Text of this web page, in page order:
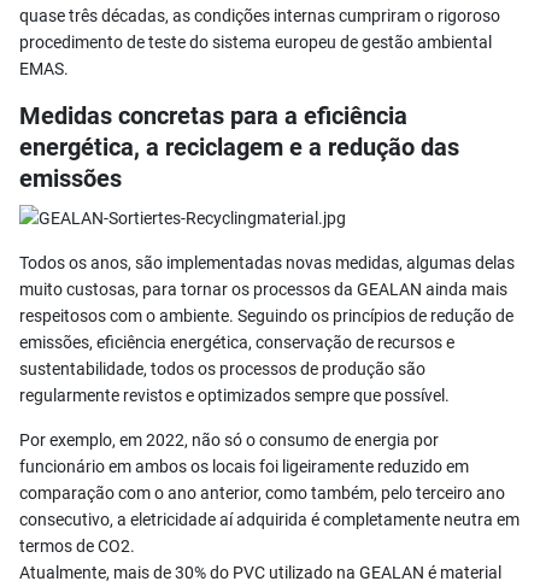
quase três décadas, as condições internas cumpriram o rigoroso
procedimento de teste do sistema europeu de gestão ambiental
EMAS.
Medidas concretas para a eficiência
energética, a reciclagem e a redução das
emissões
Todos os anos, são implementadas novas medidas, algumas delas
muito custosas, para tornar os processos da GEALAN ainda mais
respeitosos com o ambiente. Seguindo os princípios de redução de
emissões, eficiência energética, conservação de recursos e
sustentabilidade, todos os processos de produção são
regularmente revistos e optimizados sempre que possível.
Por exemplo, em 2022, não só o consumo de energia por
funcionário em ambos os locais foi ligeiramente reduzido em
comparação com o ano anterior, como também, pelo terceiro ano
consecutivo, a eletricidade aí adquirida é completamente neutra em
termos de CO2.
Atualmente, mais de 30% do PVC utilizado na GEALAN é material